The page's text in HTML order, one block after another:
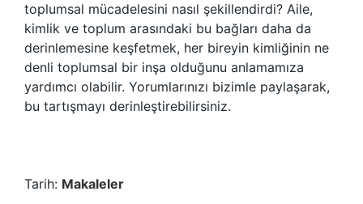
toplumsal mücadelesini nasıl şekillendirdi? Aile,
kimlik ve toplum arasındaki bu bağları daha da
derinlemesine keşfetmek, her bireyin kimliğinin ne
denli toplumsal bir inşa olduğunu anlamamıza
yardımcı olabilir. Yorumlarınızı bizimle paylaşarak,
bu tartışmayı derinleştirebilirsiniz.
Tarih: Makaleler